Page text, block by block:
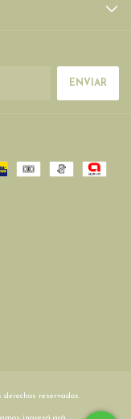
reservados.